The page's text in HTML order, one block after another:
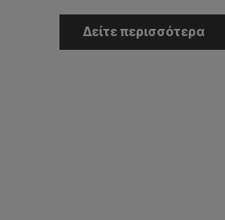
Δείτε περισσότερα